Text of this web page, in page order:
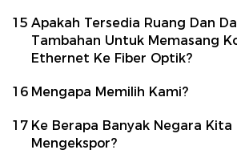
15 Apakah Tersedia Ruang Dan
Tambahan Untuk Memasang
Ethernet Ke Fiber Optik?
16 Mengapa Memilih Kami?
17 Ke Berapa Banyak Negara Kita
Mengekspor?